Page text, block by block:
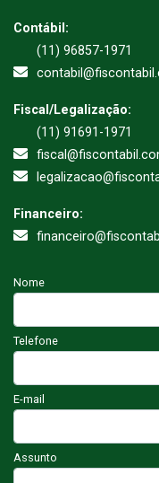
Contábil:
(11) 96857-1971
Fiscal/Legalização:
(11) 91691-1971
Financeiro:
Nome
Telefone
E-mail
Assunto